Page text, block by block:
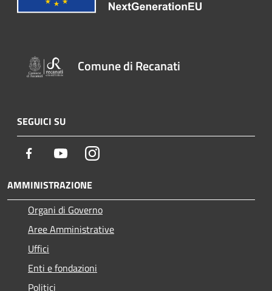
Comune di Recanati
SEGUICI SU
Facebook YoutubeInstagram
AMMINISTRAZIONE
Organi di Governo
Aree Amministrative
Uffici
Enti e fondazioni
Politici